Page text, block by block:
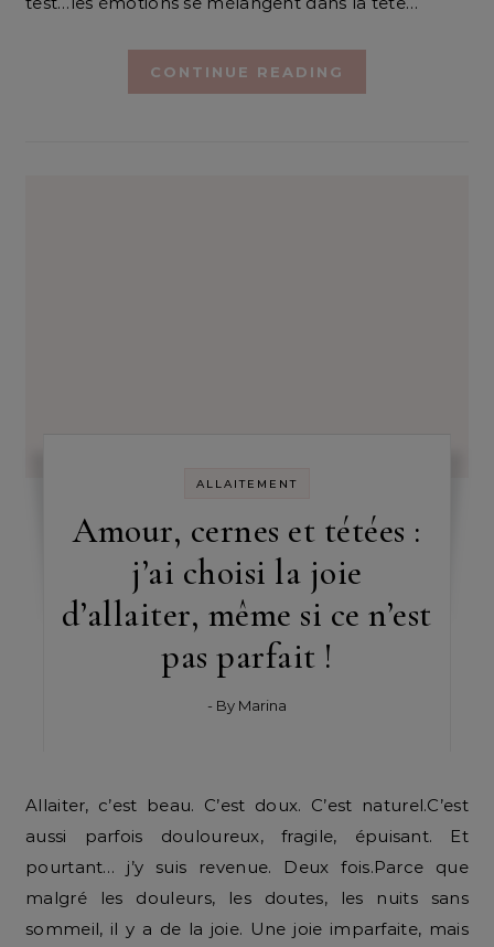
CONTINUE READING
ALLAITEMENT
Amour, cernes et tétées :
j’ai choisi la joie
d’allaiter, même si ce n’est
pas parfait !
- By Marina
Allaiter, c’est beau. C’est doux. C’est naturel.C’est
aussi parfois douloureux, fragile, épuisant. Et
pourtant… j’y suis revenue. Deux fois.Parce que
malgré les douleurs, les doutes, les nuits sans
sommeil, il y a de la joie. Une joie imparfaite, mais